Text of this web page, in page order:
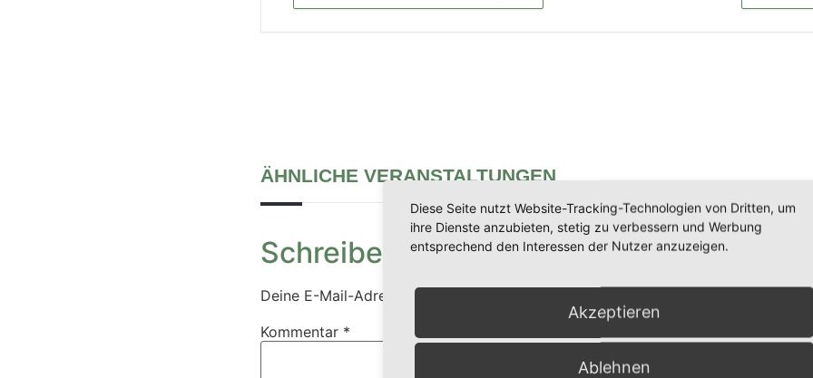
ÄHNLICHE VERANSTALTUNGEN
Schreibe einen Kommentar
Deine E-Mail-Adresse wird nicht veröffentlicht.
Kommentar *
Diese Seite nutzt Website-Tracking-Technologien von Dritten, um
ihre Dienste anzubieten, stetig zu verbessern und Werbung
entsprechend den Interessen der Nutzer anzuzeigen.
Akzeptieren
Ablehnen